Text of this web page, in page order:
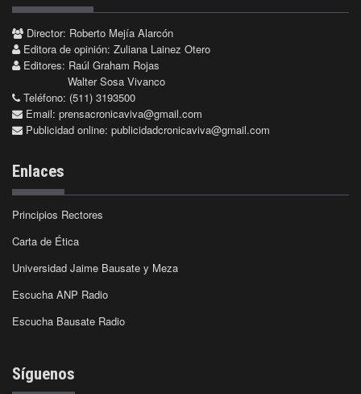
Director: Roberto Mejía Alarcón
Editora de opinión: Zuliana Lainez Otero
Editores: Raúl Graham Rojas
Walter Sosa Vivanco
Teléfono: (511) 3193500
Email: prensacronicaviva@gmail.com
Publicidad online: publicidadcronicaviva@gmail.com
Enlaces
Principios Rectores
Carta de Ética
Universidad Jaime Bausate y Meza
Escucha ANP Radio
Escucha Bausate Radio
Síguenos